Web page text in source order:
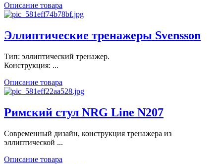
Описание товара
Эллиптические тренажеры Svensson
Тип: эллиптический тренажер.
Конструкция: ...
Описание товара
Римский стул NRG Line N207
Современный дизайн, конструкция тренажера из
эллиптической ...
Описание товара